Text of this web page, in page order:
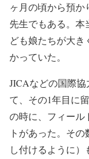
ヶ月の頃から預
先生でもある。
ども娘たちが大
かっていた。
JICAなどの国際
て、その1年目に
の時に、フィール
トがあった。そ
し付けるように